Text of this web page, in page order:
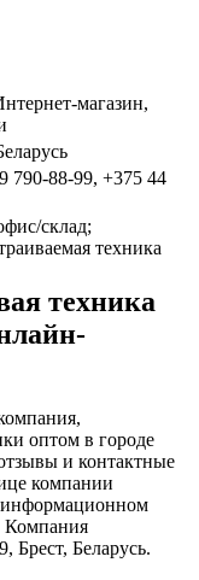
магазин,
790-88-99, +375 44
склад;
техника
техника
оптом в городе
и контактные
компании
информационном
Компания
Брест, Беларусь.